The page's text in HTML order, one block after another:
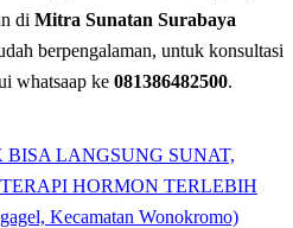
di Mitra Sunatan Surabaya
berpengalaman, untuk konsultasi
whatsaap ke 081386482500.
LANGSUNG SUNAT,
HORMON TERLEBIH
Kecamatan Wonokromo)